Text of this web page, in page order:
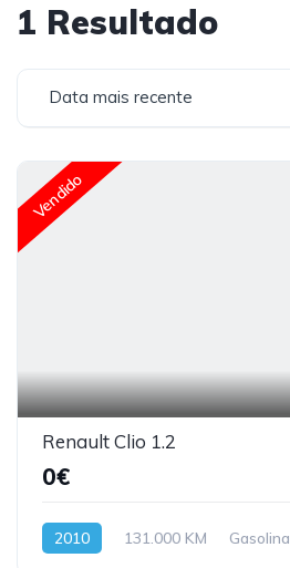
1 Resultado
Data mais recente
Vendido
Renault Clio 1.2
0€
2010 131.000 KM Gasolina